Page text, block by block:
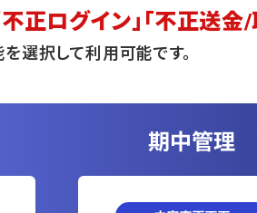
正ログイン」「不正送金/
選択して利用可能です。